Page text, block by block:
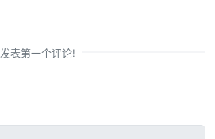
发表第一个评论!